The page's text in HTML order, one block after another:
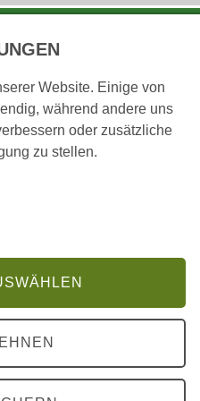
Website. Einige von
während andere uns
oder zusätzliche
zu stellen.